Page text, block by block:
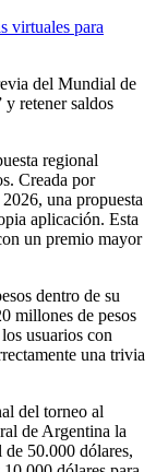
del Mundial de
retener saldos
regional
Creada por
una propuesta
aplicación. Esta
un premio mayor
dentro de su
millones de pesos
usuarios con
una trivia
del torneo al
de Argentina la
50.000 dólares,